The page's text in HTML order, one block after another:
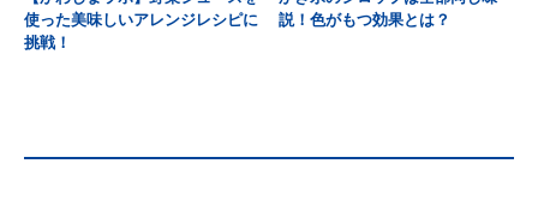
使った美味しいアレンジレシピに
挑戦！
説！色がもつ効果とは？